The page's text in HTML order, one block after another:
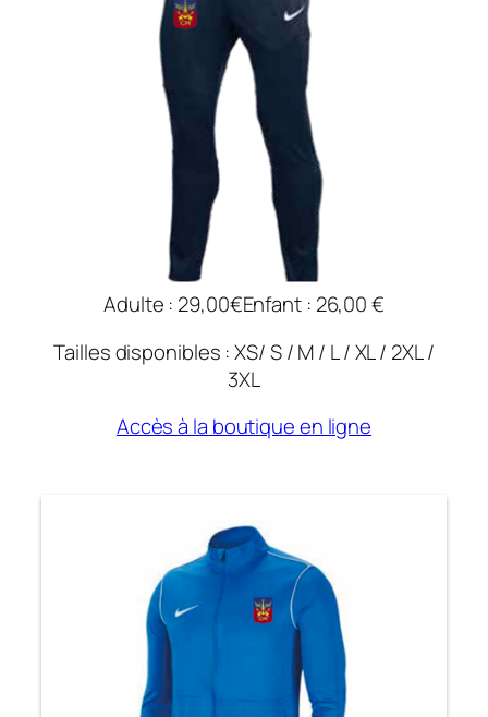
Adulte : 29,00€Enfant : 26,00 €
Tailles disponibles : XS/ S / M / L / XL / 2XL /
3XL
Accès à la boutique en ligne